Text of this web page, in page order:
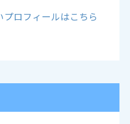
プロフィールはこちら